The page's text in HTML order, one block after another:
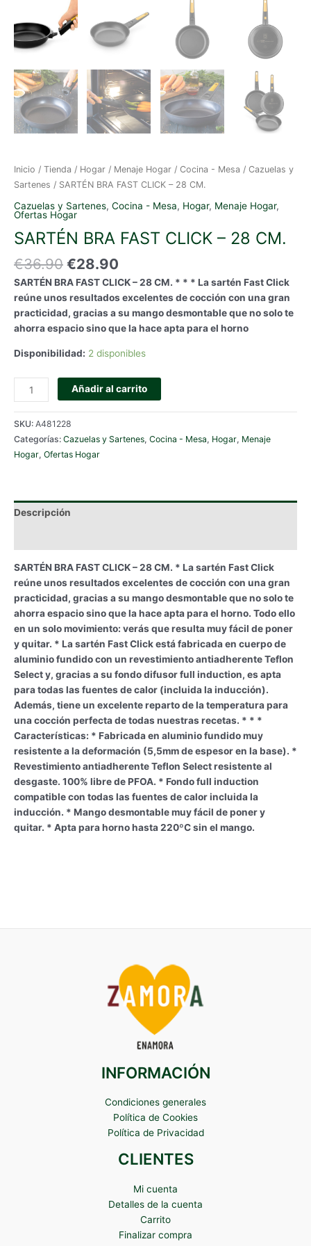
Inicio / Tienda / Hogar / Menaje Hogar / Cocina - Mesa / Cazuelas y
Sartenes / SARTÉN BRA FAST CLICK – 28 CM.
Cazuelas y Sartenes, Cocina - Mesa, Hogar, Menaje Hogar,
Ofertas Hogar
SARTÉN BRA FAST CLICK – 28 CM.
€36.90 El
precio
original
era:
€36.90.
€28.90
precio
actual
es:
€28.90.
SARTÉN BRA FAST CLICK – 28 CM. * * * La sartén Fast Click
reúne unos resultados excelentes de cocción con una gran
practicidad, gracias a su mango desmontable que no solo te
ahorra espacio sino que la hace apta para el horno
Disponibilidad: 2 disponibles
SARTÉN
BRA
FAST
CLICK
-
28
Añadir al carrito
SKU: A481228
Categorías: Cazuelas y Sartenes, Cocina - Mesa, Hogar, Menaje
Hogar, Ofertas Hogar
Descripción
SARTÉN BRA FAST CLICK – 28 CM. * La sartén Fast Click
reúne unos resultados excelentes de cocción con una gran
practicidad, gracias a su mango desmontable que no solo te
ahorra espacio sino que la hace apta para el horno. Todo ello
en un solo movimiento: verás que resulta muy fácil de poner
y quitar. * La sartén Fast Click está fabricada en cuerpo de
aluminio fundido con un revestimiento antiadherente Teflon
Select y, gracias a su fondo difusor full induction, es apta
para todas las fuentes de calor (incluida la inducción).
Además, tiene un excelente reparto de la temperatura para
una cocción perfecta de todas nuestras recetas. * * *
Características: * Fabricada en aluminio fundido muy
resistente a la deformación (5,5mm de espesor en la base). *
Revestimiento antiadherente Teflon Select resistente al
desgaste. 100% libre de PFOA. * Fondo full induction
compatible con todas las fuentes de calor incluida la
inducción. * Mango desmontable muy fácil de poner y
quitar. * Apta para horno hasta 220ºC sin el mango.
INFORMACIÓN
Condiciones generales
Política de Cookies
Política de Privacidad
CLIENTES
Mi cuenta
Detalles de la cuenta
Carrito
Finalizar compra